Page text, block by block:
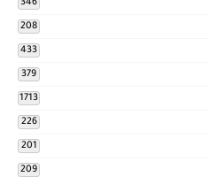
346
208
433
379
1713
226
201
209